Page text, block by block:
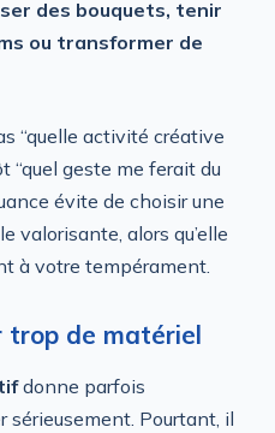
des bouquets, tenir
ou transformer de
“quelle activité créative
“quel geste me ferait du
évite de choisir une
valorisante, alors qu’elle
à votre tempérament.
trop de matériel
donne parfois
sérieusement. Pourtant, il